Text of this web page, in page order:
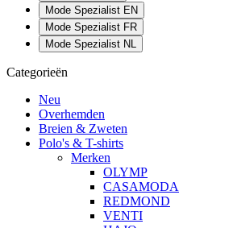
Mode Spezialist EN
Mode Spezialist FR
Mode Spezialist NL
Categorieën
Neu
Overhemden
Breien & Zweten
Polo's & T-shirts
Merken
OLYMP
CASAMODA
REDMOND
VENTI